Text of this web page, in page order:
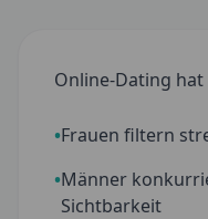
Online-Dating
•Frauen filtern
•Männer
Sichtbarkeit